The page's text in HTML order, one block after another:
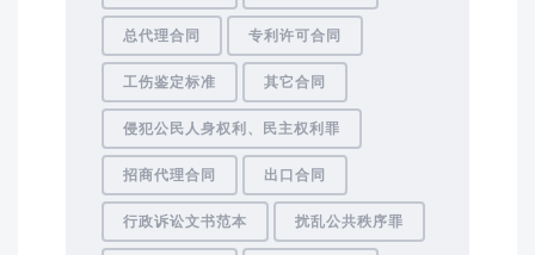
总代理合同 专利许可合同
工伤鉴定标准 其它合同
侵犯公民人身权利、民主权利罪
招商代理合同 出口合同
行政诉讼文书范本 扰乱公共秩序罪